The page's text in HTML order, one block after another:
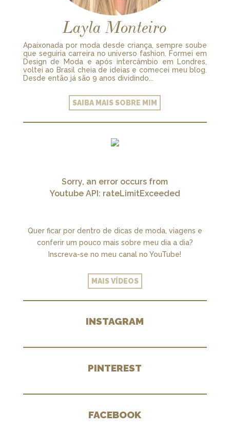
Layla Monteiro
Apaixonada por moda desde criança, sempre soube
que seguiria carreira no universo fashion. Formei em
Design de Moda e após intercâmbio em Londres,
voltei ao Brasil cheia de ideias e comecei meu blog.
Desde então já são 9 anos dividindo...
SAIBA MAIS SOBRE MIM
Sorry, an error occurs from
Youtube API: rateLimitExceeded
Quer ficar por dentro de dicas de moda, viagens e
conferir um pouco mais sobre meu dia a dia?
Inscreva-se no meu canal no YouTube!
MAIS VÍDEOS
INSTAGRAM
PINTEREST
FACEBOOK